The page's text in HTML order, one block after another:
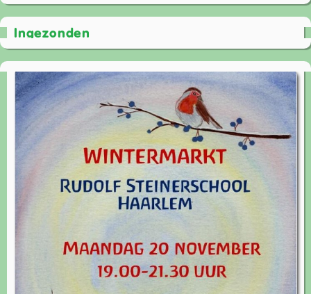
Ingezonden